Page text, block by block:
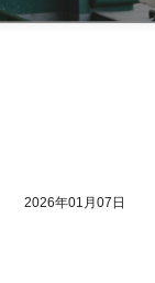
2026年01月07日